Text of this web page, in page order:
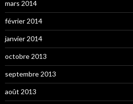
mars 2014
février 2014
janvier 2014
octobre 2013
septembre 2013
août 2013